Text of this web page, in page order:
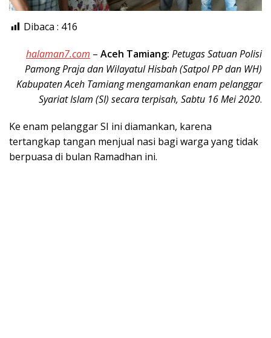
Dibaca : 416
halaman7.com – Aceh Tamiang: Petugas Satuan Polisi
Pamong Praja dan Wilayatul Hisbah (Satpol PP dan WH)
Kabupaten Aceh Tamiang mengamankan enam pelanggar
Syariat Islam (SI) secara terpisah, Sabtu 16 Mei 2020.
Ke enam pelanggar SI ini diamankan, karena
tertangkap tangan menjual nasi bagi warga yang tidak
berpuasa di bulan Ramadhan ini.